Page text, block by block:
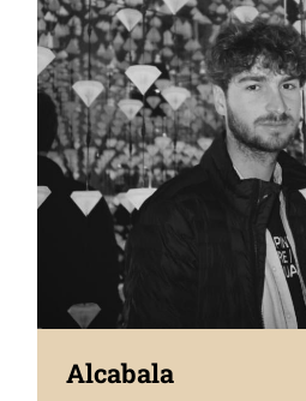
Alcabala